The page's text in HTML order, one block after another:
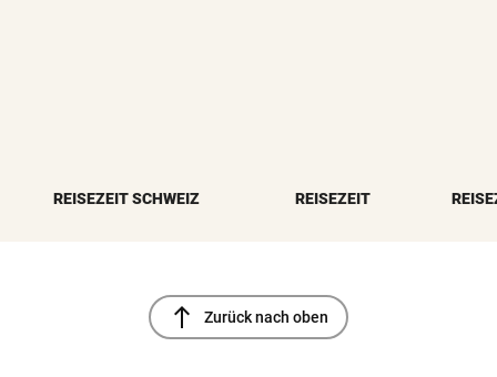
REISEZEIT SCHWEIZ REISEZEIT
north Zurück nach oben